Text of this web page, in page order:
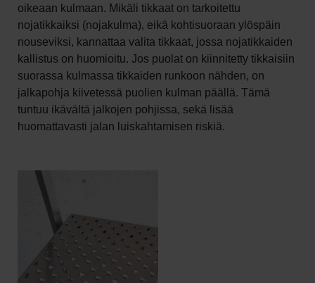
oikeaan kulmaan. Mikäli tikkaat on tarkoitettu
nojatikkaiksi (nojakulma), eikä kohtisuoraan ylöspäin
nouseviksi, kannattaa valita tikkaat, jossa nojatikkaiden
kallistus on huomioitu. Jos puolat on kiinnitetty tikkaisiin
suorassa kulmassa tikkaiden runkoon nähden, on
jalkapohja kiivetessä puolien kulman päällä. Tämä
tuntuu ikävältä jalkojen pohjissa, sekä lisää
huomattavasti jalan luiskahtamisen riskiä.